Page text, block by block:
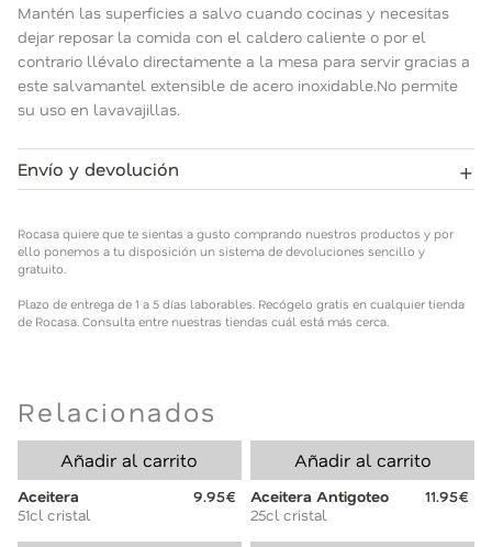
Mantén las superficies a salvo cuando cocinas y necesitas
dejar reposar la comida con el caldero caliente o por el
contrario llévalo directamente a la mesa para servir gracias a
este salvamantel extensible de acero inoxidable.No permite
su uso en lavavajillas.
Envío y devolución +
productos y por ello ponemos a tu disposición un sistema de
devoluciones sencillo y gratuito.
cualquier tienda de Rocasa. Consulta entre nuestras tiendas
Rocasa quiere que te sientas a gusto comprando nuestros productos y por
ello ponemos a tu disposición un sistema de devoluciones sencillo y
gratuito.
Plazo de entrega de 1 a 5 días laborables. Recógelo gratis en cualquier tienda
de Rocasa. Consulta entre nuestras tiendas cuál está más cerca.
Relacionados
Añadir al carrito
Aceitera
9.95€
51cl cristal
Añadir al carrito
Aceitera Antigoteo
11.95€
25cl cristal